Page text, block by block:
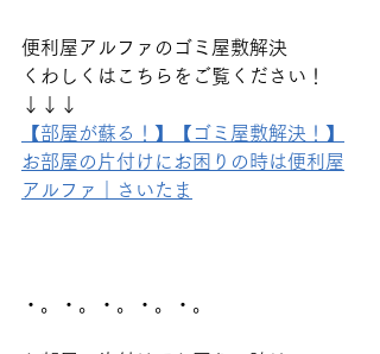
便利屋アルファのゴミ屋敷解決
くわしくはこちらをご覧ください！
↓↓↓
【部屋が蘇る！】【ゴミ屋敷解決！】
お部屋の片付けにお困りの時は便利屋
アルファ｜さいたま
・。・。・。・。・。